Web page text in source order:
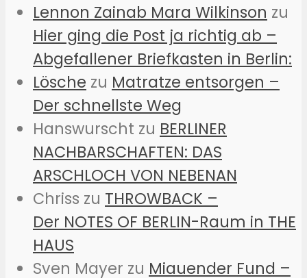
Lennon Zainab Mara Wilkinson zu
Hier ging die Post ja richtig ab –
Abgefallener Briefkasten in Berlin:
Lösche zu Matratze entsorgen –
Der schnellste Weg
Hanswurscht zu BERLINER
NACHBARSCHAFTEN: DAS
ARSCHLOCH VON NEBENAN
Chriss zu THROWBACK –
Der NOTES OF BERLIN-Raum in THE
HAUS
Sven Mayer zu Miauender Fund –